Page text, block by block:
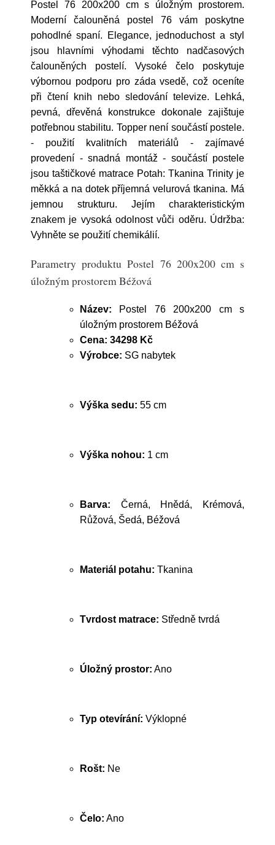
Postel 76 200x200 cm s úložným prostorem.
Moderní čalouněná postel 76 vám poskytne
pohodlné spaní. Elegance, jednoduchost a styl
jsou hlavními výhodami těchto nadčasových
čalouněných postelí. Vysoké čelo poskytuje
výbornou podporu pro záda vsedě, což oceníte
při čtení knih nebo sledování televize. Lehká,
pevná, dřevěná konstrukce dokonale zajištuje
potřebnou stabilitu. Topper není součástí postele.
- použití kvalitních materiálů - zajímavé
provedení - snadná montáž - součástí postele
jsou taštičkové matrace Potah: Tkanina Trinity je
měkká a na dotek příjemná velurová tkanina. Má
jemnou strukturu. Jejím charakteristickým
znakem je vysoká odolnost vůči oděru. Údržba:
Vyhněte se použití chemikálií.
Parametry produktu Postel 76 200x200 cm s
úložným prostorem Béžová
Název: Postel 76 200x200 cm s
úložným prostorem Béžová
Cena: 34298 Kč
Výrobce: SG nabytek
Výška sedu: 55 cm
Výška nohou: 1 cm
Barva: Černá, Hnědá, Krémová,
Růžová, Šedá, Béžová
Materiál potahu: Tkanina
Tvrdost matrace: Středně tvrdá
Úložný prostor: Ano
Typ otevírání: Výklopné
Rošt: Ne
Čelo: Ano